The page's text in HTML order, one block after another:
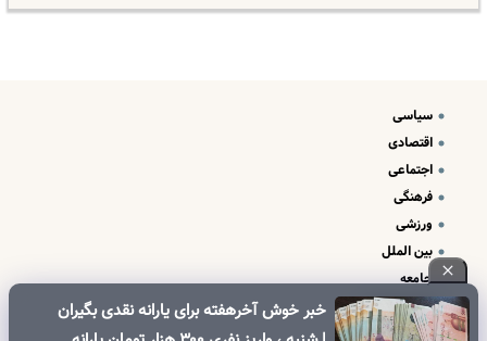
خبر خوش آخرهفته برای یارانه نقدی بگیران
سیاسی
اقتصادی
اجتماعی
فرهنگی
ورزشی
بین الملل
جامعه
علم و فناوری
درباره ما